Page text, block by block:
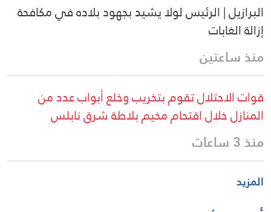
البرازيل | الرئيس لولا يشيد بجهود بلاده في مكافحة
إزالة الغابات
منذ ساعتين
قوات الاحتلال تقوم بتخريب وخلع أبواب عدد من
المنازل خلال اقتحام مخيم بلاطة شرق نابلس
منذ 3 ساعات
المزيد